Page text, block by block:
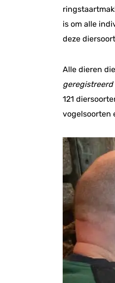
is om alle
deze
Alle dieren
121
vogelsoorten